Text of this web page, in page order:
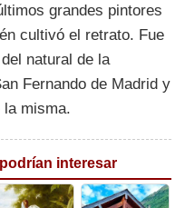
grandes pintores
cultivó el retrato. Fue
natural de la
Fernando de Madrid y
la misma.
interesar